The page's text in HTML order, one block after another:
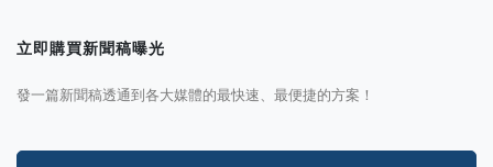
立即購買新聞稿曝光
發一篇新聞稿透通到各大媒體的最快速、最便捷的方案！